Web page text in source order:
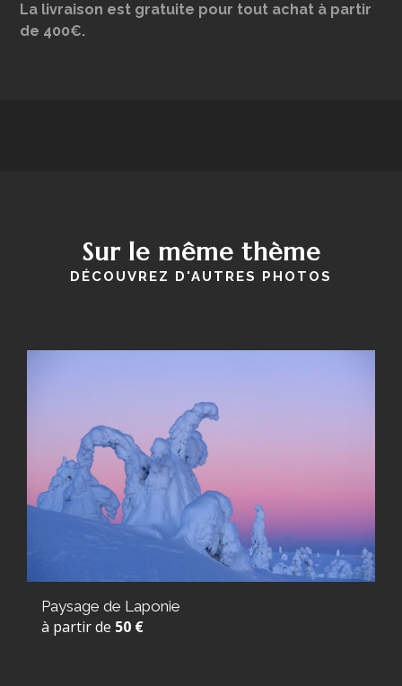
La livraison est gratuite pour tout achat à partir
de 400€.
Sur le même thème
DÉCOUVREZ D'AUTRES PHOTOS
Paysage de Laponie
à partir de 50 €